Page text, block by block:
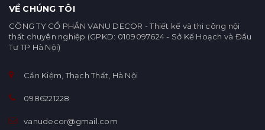
VỀ CHÚNG TÔI
CÔNG TY CỔ PHẦN VANU DECOR - Thiết kế và thi công nội
thất chuyên nghiệp (GPKD: 0109097624 - Sở Kế Hoạch và Đầu
Tư TP Hà Nội)
Cần Kiệm, Thạch Thất, Hà Nội
0986221228
vanudecor@gmail.com